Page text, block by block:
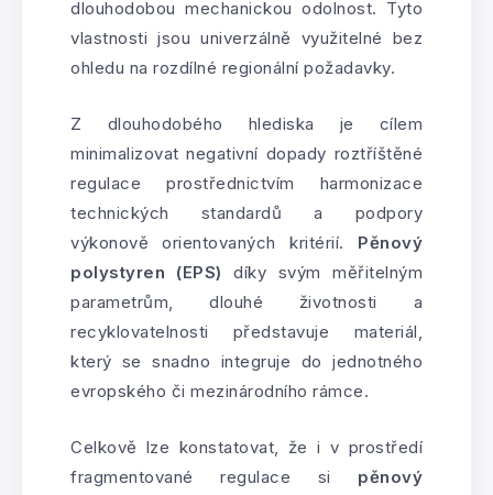
dlouhodobou mechanickou odolnost. Tyto
vlastnosti jsou univerzálně využitelné bez
ohledu na rozdílné regionální požadavky.
Z dlouhodobého hlediska je cílem
minimalizovat negativní dopady roztříštěné
regulace prostřednictvím harmonizace
technických standardů a podpory
výkonově orientovaných kritérií. Pěnový
polystyren (EPS) díky svým měřitelným
parametrům, dlouhé životnosti a
recyklovatelnosti představuje materiál,
který se snadno integruje do jednotného
evropského či mezinárodního rámce.
Celkově lze konstatovat, že i v prostředí
fragmentované regulace si pěnový